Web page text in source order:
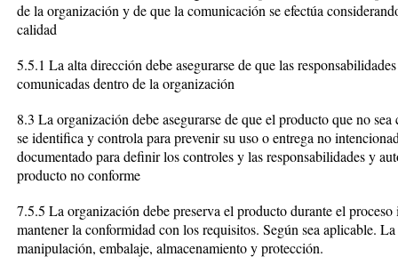
de la organización y de que la comunicación se efectúa
calidad
5.5.1 La alta dirección debe asegurarse de que las
comunicadas dentro de la organización
8.3 La organización debe asegurarse de que el producto que no
se identifica y controla para prevenir su uso o entrega no
documentado para definir los controles y las responsabilidades y
producto no conforme
7.5.5 La organización debe preserva el producto durante el
mantener la conformidad con los requisitos. Según sea aplicable.
manipulación, embalaje, almacenamiento y protección.